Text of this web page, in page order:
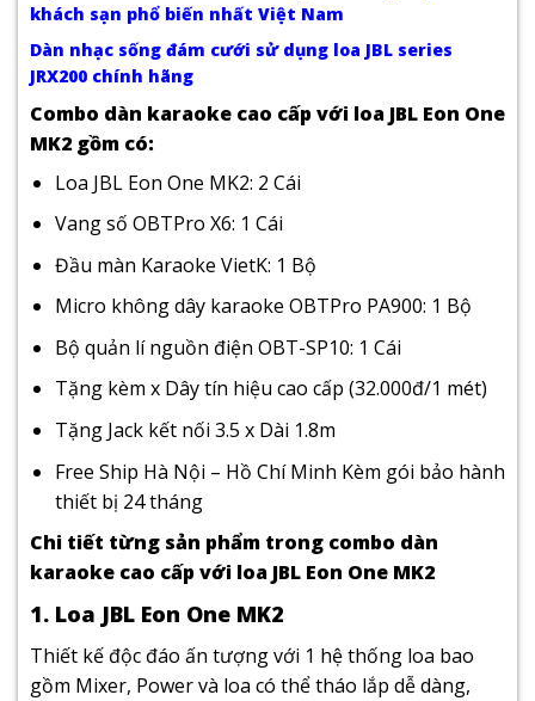
khách sạn phổ biến nhất Việt Nam
Dàn nhạc sống đám cưới sử dụng loa JBL series
JRX200 chính hãng
Combo dàn karaoke cao cấp với loa JBL Eon One
MK2 gồm có:
Loa JBL Eon One MK2: 2 Cái
Vang số OBTPro X6: 1 Cái
Đầu màn Karaoke VietK: 1 Bộ
Micro không dây karaoke OBTPro PA900: 1 Bộ
Bộ quản lí nguồn điện OBT-SP10: 1 Cái
Tặng kèm x Dây tín hiệu cao cấp (32.000đ/1 mét)
Tặng Jack kết nối 3.5 x Dài 1.8m
Free Ship Hà Nội – Hồ Chí Minh Kèm gói bảo hành
thiết bị 24 tháng
Chi tiết từng sản phẩm trong combo dàn
karaoke cao cấp với loa JBL Eon One MK2
1. Loa JBL Eon One MK2
Thiết kế độc đáo ấn tượng với 1 hệ thống loa bao
gồm Mixer, Power và loa có thể tháo lắp dễ dàng,